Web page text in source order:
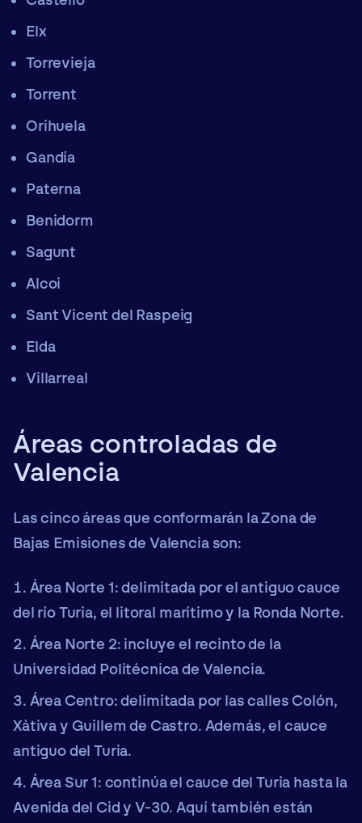
Elx
Torrevieja
Torrent
Orihuela
Gandía
Paterna
Benidorm
Sagunt
Alcoi
Sant Vicent del Raspeig
Elda
Villarreal
Áreas controladas de
Valencia
Lascinco áreasque conformarán la Zona de
Bajas Emisiones de Valencia son:
Área Norte 1:delimitada por el antiguo cauce
del río Turia, el litoral marítimo y la Ronda Norte.
Área Norte 2: incluye el recinto de la
Universidad Politécnica de Valencia.
Área Centro:delimitada por las calles Colón,
Xàtiva y Guillem de Castro. Además, el cauce
antiguo del Turia.
Área Sur 1: continúa el cauce del Turia hasta la
Avenida del Cid y V-30. Aquí también están